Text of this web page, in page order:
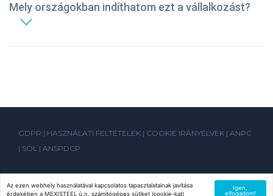
Mely országokban indíthatom ezt a vállalkozást?
GDPR | HASZNÁLATI FELTÉTELEK | COOKIE IRÁNYELVEK | ANPC
| SOL | ANSPDCP
Igen,
elfogadom!
Az ezen webhely használatával kapcsolatos tapasztalatainak javítása
érdekében a MEXISTEEL ú.n. számitógépes sütiket (cookie-kat)